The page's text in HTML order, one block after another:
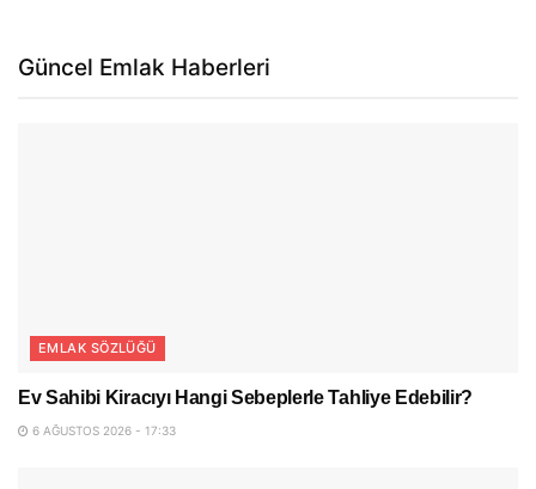
Güncel Emlak Haberleri
EMLAK SÖZLÜĞÜ
Ev Sahibi Kiracıyı Hangi Sebeplerle Tahliye Edebilir?
6 AĞUSTOS 2026 - 17:33